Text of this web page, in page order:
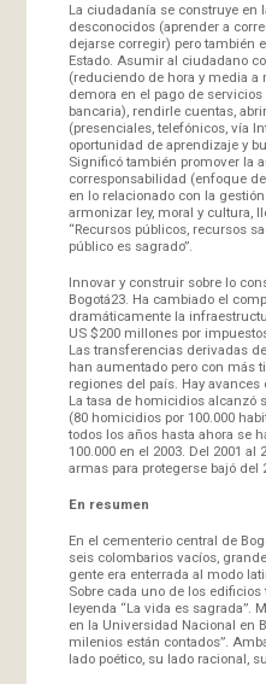
La ciudadanía se construye en
desconocidos (aprender a
dejarse corregir) pero también
Estado. Asumir al ciudadano
(reduciendo de hora y media
demora en el pago de
bancaria), rendirle cuentas,
(presenciales, telefónicos, vía
oportunidad de aprendizaje y
Significó también promover la
corresponsabilidad (enfoque
en lo relacionado con la
armonizar ley, moral y cultura,
“Recursos públicos, recursos
público es sagrado”.
Innovar y construir sobre lo
Bogotá23. Ha cambiado el
dramáticamente la
US $200 millones por
Las transferencias derivadas
han aumentado pero con más
regiones del país. Hay
La tasa de homicidios alcanzó
(80 homicidios por 100.000
todos los años hasta ahora se
100.000 en el 2003. Del 2001 al
armas para protegerse bajó del
En resumen
En el cementerio central de
seis colombarios vacíos,
gente era enterrada al modo
Sobre cada uno de los
leyenda “La vida es sagrada”.
en la Universidad Nacional en
milenios están contados”.
lado poético, su lado racional,